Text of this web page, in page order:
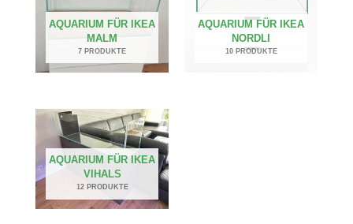
AQUARIUM FÜR IKEA
MALM
7 PRODUKTE
AQUARIUM FÜR IKEA
NORDLI
10 PRODUKTE
AQUARIUM FÜR IKEA
VIHALS
12 PRODUKTE